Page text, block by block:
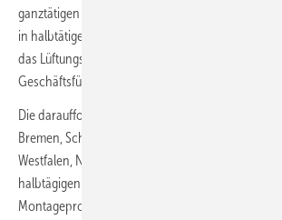
ganztätigen Schulung die neue Luft-Wasser-
in halbtätigen Schulungen die Sole-Wasser-
das Lüftungsintegralgerät LWZ kennen“, sagt
Geschäftsführer der Stiebel Eltron
Die darauffolgenden Tour-Termine führen nach
Bremen, Schleswig-Holstein, Sachsen, Berlin,
Westfalen, Niedersachsen und enden im Juni in
halbtägigen Schulungen können die
Montageprofis für die neue WPL-A-Serie werden. ■